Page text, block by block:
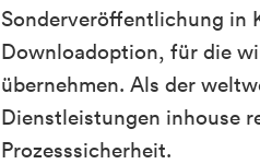
Sonderveröffentlichung in
Downloadoption, für die
übernehmen. Als der
Dienstleistungen inhouse
Prozesssicherheit.